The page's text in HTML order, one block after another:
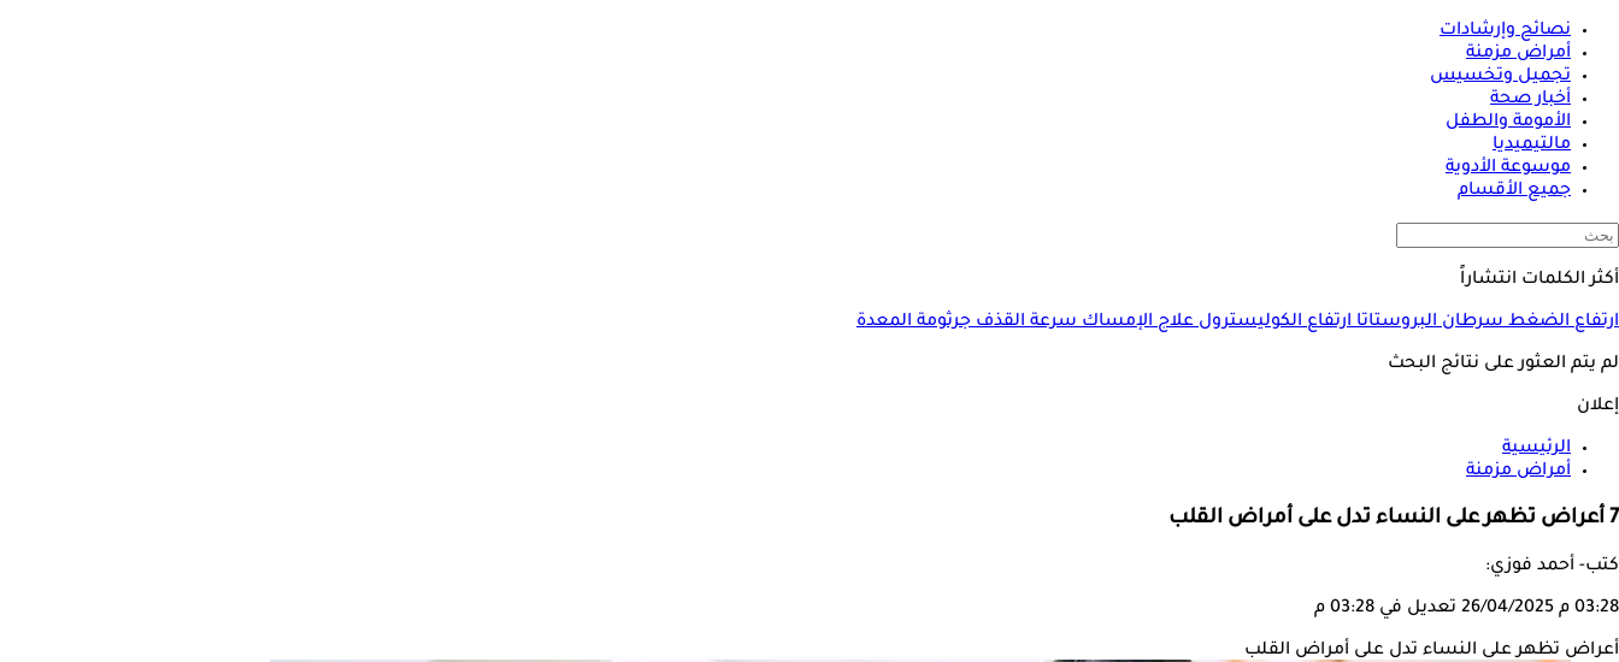
نصائح وإرشادات
أمراض مزمنة
تجميل وتخسيس
أخبار صحة
الأمومة والطفل
مالتيميديا
موسوعة الأدوية
جميع الأقسام
أكثر الكلمات انتشاراً
ارتفاع الضغطسرطان البروستاتاارتفاع الكوليسترولعلاج الإمساكسرعة القذفجرثومة المعدة
لم يتم العثور على نتائج البحث
إعلان
الرئيسية
أمراض مزمنة
7 أعراض تظهر على النساء تدل على أمراض القلب
كتب- أحمد فوزي:
03:28 م 26/04/2025 تعديل في 03:28 م
أعراض تظهر على النساء تدل على أمراض القلب